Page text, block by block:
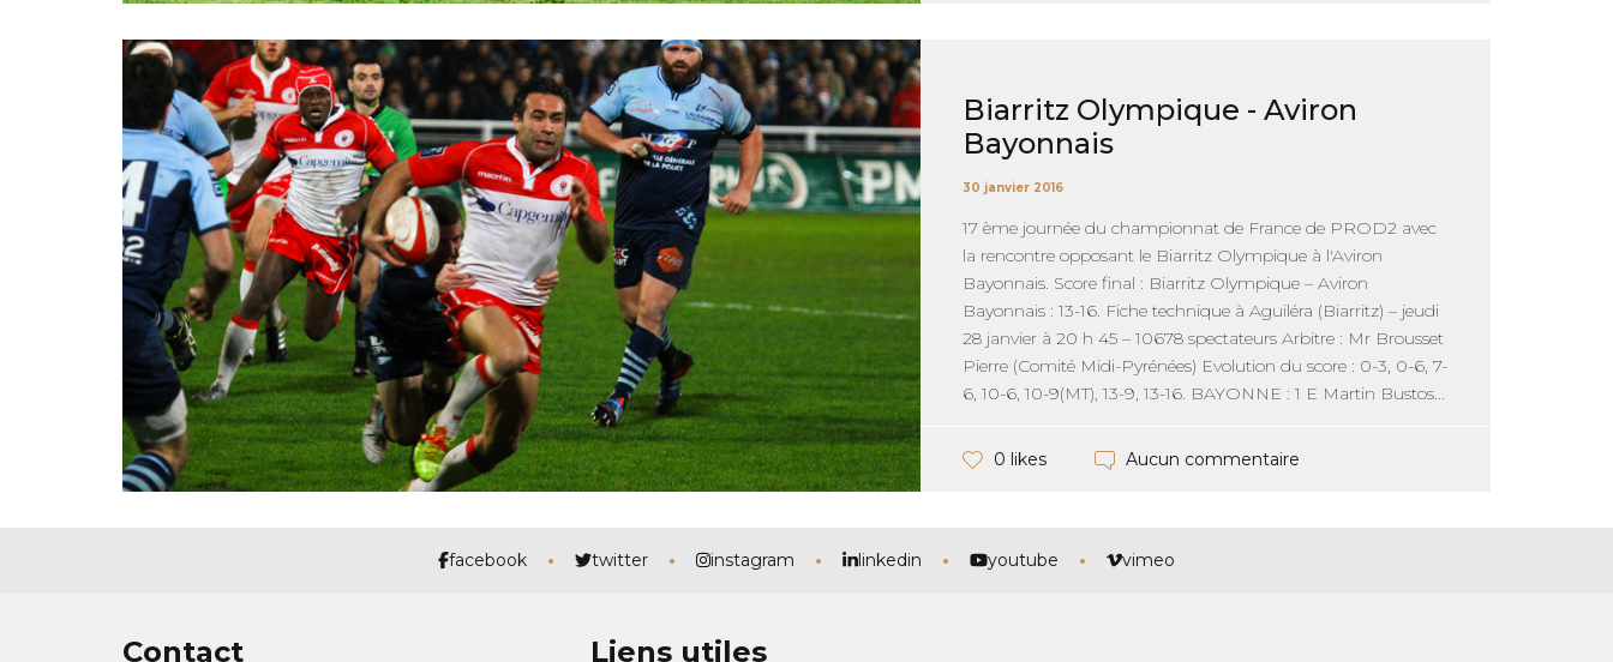
Biarritz Olympique - Aviron
Bayonnais
30 janvier 2016
17 ème journée du championnat de France de PROD2 avec
la rencontre opposant le Biarritz Olympique à l'Aviron
Bayonnais. Score final : Biarritz Olympique – Aviron
Bayonnais : 13-16. Fiche technique à Aguiléra (Biarritz) – jeudi
28 janvier à 20 h 45 – 10678 spectateurs Arbitre : Mr Brousset
Pierre (Comité Midi-Pyrénées) Evolution du score : 0-3, 0-6, 7-
6, 10-6, 10-9(MT), 13-9, 13-16. BAYONNE : 1 E Martin Bustos...
0 likes Aucun commentaire
facebook twitter instagram linkedin youtube vimeo
Contact Liens utiles